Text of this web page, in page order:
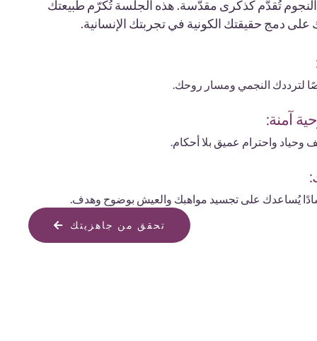
تُقدَّم كذكرى مقدّسة. هذه الجلسة تُكرّم طبيعتك
على دمج حقيقتك الكونية في تجربتك الإنسانية.
لترددك النجمي ومسار روحك.
آمنة:
وحياد واحترام عميق بلا أحكام.
يُساعدك على تجسيد مواهبك والعيش بوضوح وهدف.
تحقق من جاهزيتك